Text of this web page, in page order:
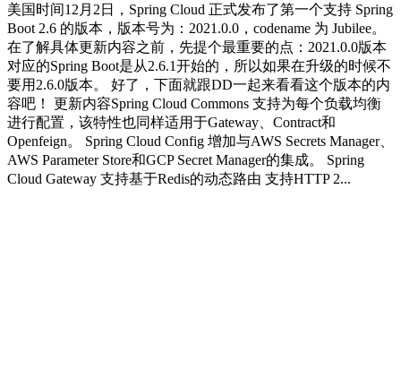
美国时间12月2日，Spring Cloud 正式发布了第一个支持 Spring
Boot 2.6 的版本，版本号为：2021.0.0，codename 为 Jubilee。
在了解具体更新内容之前，先提个最重要的点：2021.0.0版本
对应的Spring Boot是从2.6.1开始的，所以如果在升级的时候不
要用2.6.0版本。 好了，下面就跟DD一起来看看这个版本的内
容吧！ 更新内容Spring Cloud Commons 支持为每个负载均衡
进行配置，该特性也同样适用于Gateway、Contract和
Openfeign。 Spring Cloud Config 增加与AWS Secrets Manager、
AWS Parameter Store和GCP Secret Manager的集成。 Spring
Cloud Gateway 支持基于Redis的动态路由 支持HTTP 2...